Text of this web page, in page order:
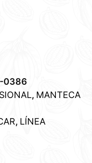
0386
, MANTECA
, LÍNEA